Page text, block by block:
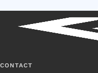
CONTACT